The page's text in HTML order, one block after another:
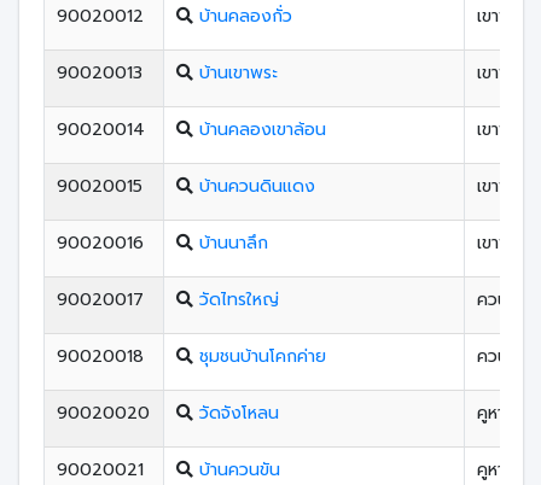
90020012 บ้านคลองกั่ว เขาพระ
90020013 บ้านเขาพระ เขาพระ
90020014 บ้านคลองเขาล้อน เขาพระ
90020015 บ้านควนดินแดง เขาพระ
90020016 บ้านนาลึก เขาพระ
90020017 วัดไทรใหญ่ ควนรู
90020018 ชุมชนบ้านโคกค่าย ควนรู
90020020 วัดจังโหลน คูหาใต้
90020021 บ้านควนขัน คูหาใต้